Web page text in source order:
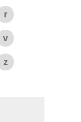
r
v
z